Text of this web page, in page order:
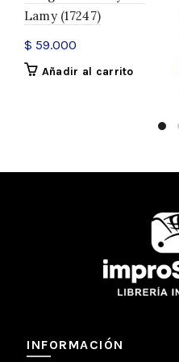
Lamy (17247)
$ 59.000
Añadir al carrito
INFORMACIÓN